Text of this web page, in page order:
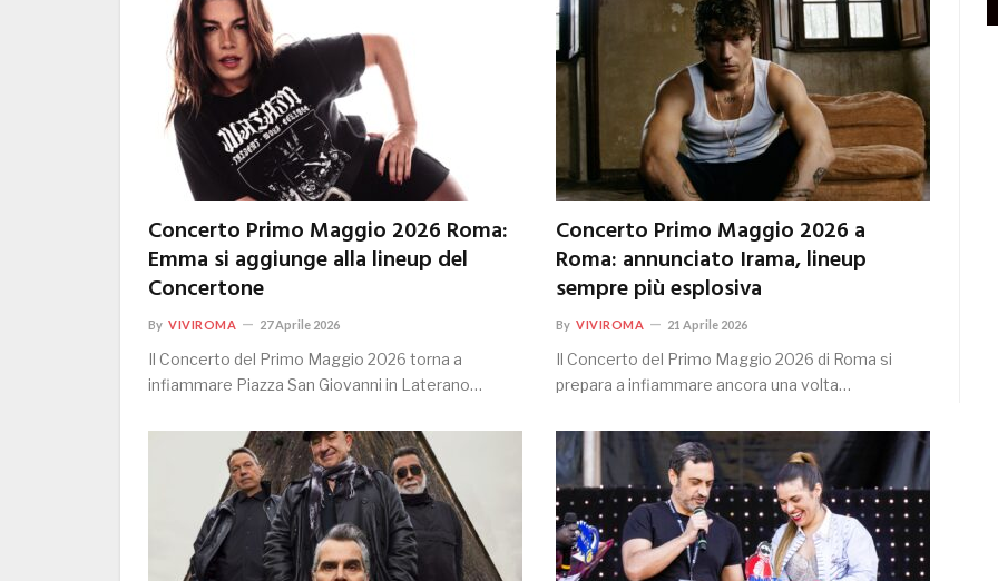
Concerto Primo Maggio 2026 Roma:
Emma si aggiunge alla lineup del
Concertone
By VIVIROMA 27 Aprile 2026
Il Concerto del Primo Maggio 2026 torna a
infiammare Piazza San Giovanni in Laterano…
Concerto Primo Maggio 2026 a
Roma: annunciato Irama, lineup
sempre più esplosiva
By VIVIROMA 21 Aprile 2026
Il Concerto del Primo Maggio 2026 di Roma si
prepara a infiammare ancora una volta…